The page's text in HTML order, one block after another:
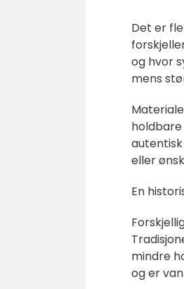
Det er
og hvor
mens
eller
En
mindre
og er